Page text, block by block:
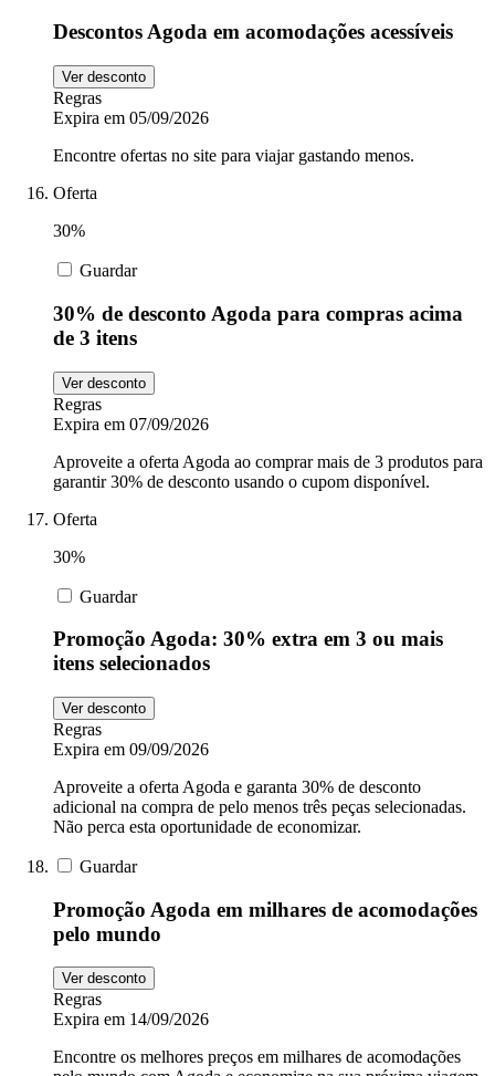
Descontos Agoda em acomodações acessíveis
Ver desconto
Regras
Expira em 05/09/2026
Encontre ofertas no site para viajar gastando menos.
Oferta
30%
Guardar
30% de desconto Agoda para compras acima
de 3 itens
Ver desconto
Regras
Expira em 07/09/2026
Aproveite a oferta Agoda ao comprar mais de 3 produtos para
garantir 30% de desconto usando o cupom disponível.
Oferta
30%
Guardar
Promoção Agoda: 30% extra em 3 ou mais
itens selecionados
Ver desconto
Regras
Expira em 09/09/2026
Aproveite a oferta Agoda e garanta 30% de desconto
adicional na compra de pelo menos três peças selecionadas.
Não perca esta oportunidade de economizar.
Guardar
Promoção Agoda em milhares de acomodações
pelo mundo
Ver desconto
Regras
Expira em 14/09/2026
Encontre os melhores preços em milhares de acomodações